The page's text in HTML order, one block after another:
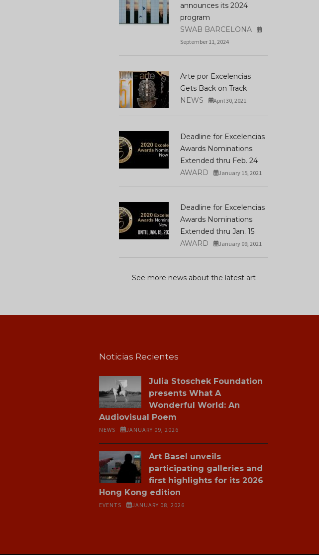
announces its 2024
program
SWAB BARCELONA
September 11, 2024
Arte por Excelencias
Gets Back on Track
NEWS
April 30, 2021
Deadline for Excelencias
Awards Nominations
Extended thru Feb. 24
AWARD
January 15, 2021
Deadline for Excelencias
Awards Nominations
Extended thru Jan. 15
AWARD
January 09, 2021
See more news about the latest art
Noticias Recientes
Julia Stoschek Foundation
presents What A
Wonderful World: An
Audiovisual Poem
NEWS JANUARY 09, 2026
Art Basel unveils
participating galleries and
first highlights for its 2026
Hong Kong edition
EVENTS JANUARY 08, 2026